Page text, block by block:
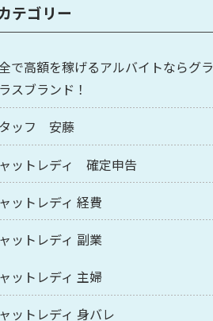
テゴリー
で高額を稼げるアルバイトならグラ
スブランド！
ッフ 安藤
ットレディ 確定申告
ットレディ 経費
ットレディ 副業
ットレディ 主婦
ットレディ 身バレ